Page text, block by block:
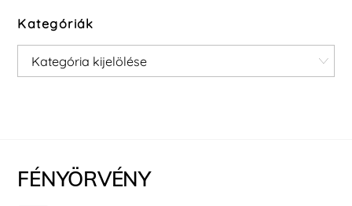
Kategóriák
Kategóriák
FÉNYÖRVÉNY